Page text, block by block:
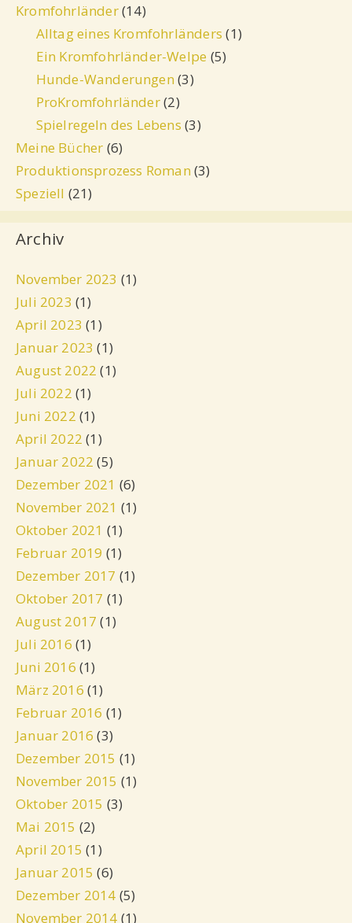
Kromfohrländer(14)
Alltag eines Kromfohrländers (1)
Ein Kromfohrländer-Welpe (5)
Hunde-Wanderungen (3)
ProKromfohrländer(2)
Spielregeln des Lebens (3)
Meine Bücher (6)
Produktionsprozess Roman (3)
Speziell (21)
Archiv
November 2023 (1)
Juli 2023 (1)
April 2023 (1)
Januar 2023 (1)
August 2022 (1)
Juli 2022 (1)
Juni 2022 (1)
April 2022 (1)
Januar 2022 (5)
Dezember 2021 (6)
November 2021 (1)
Oktober 2021 (1)
Februar 2019 (1)
Dezember 2017 (1)
Oktober 2017 (1)
August 2017 (1)
Juli 2016 (1)
Juni 2016 (1)
März 2016 (1)
Februar 2016 (1)
Januar 2016 (3)
Dezember 2015 (1)
November 2015 (1)
Oktober 2015 (3)
Mai 2015 (2)
April 2015 (1)
Januar 2015 (6)
Dezember 2014 (5)
November 2014 (1)